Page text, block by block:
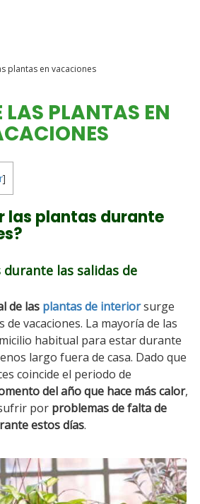
plantas en vacaciones
LAS PLANTAS EN
]
las plantas durante
las salidas de
de las plantas de interiorsurge
vacaciones. La mayoría de las
habitual para estar durante
largo fuera de casa. Dado que
coincide el periodo de
del año que hace más calor,
por problemas de falta de
estos días.